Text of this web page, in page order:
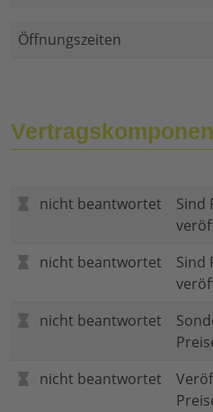
Öffnungszeiten
nicht beantwortet
Sind
nicht beantwortet
Sind
nicht beantwortet
nicht beantwortet